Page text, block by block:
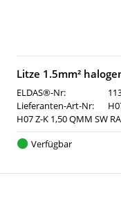
Litze 1.5mm²
ELDAS®-Nr:
Lieferanten-Art-Nr:
H07 Z-K 1,50 QMM SW
Verfügbar